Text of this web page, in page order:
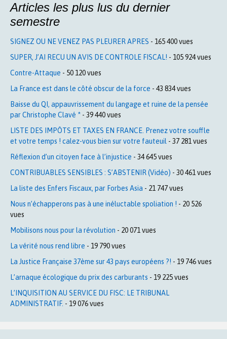
Articles les plus lus du dernier
semestre
SIGNEZ OU NE VENEZ PAS PLEURER APRES - 165 400 vues
SUPER, J’AI RECU UN AVIS DE CONTROLE FISCAL! - 105 924 vues
Contre-Attaque - 50 120 vues
La France est dans le côté obscur de la force - 43 834 vues
Baisse du QI, appauvrissement du langage et ruine de la pensée
par Christophe Clavé * - 39 440 vues
LISTE DES IMPÔTS ET TAXES EN FRANCE. Prenez votre souffle
et votre temps ! calez-vous bien sur votre fauteuil - 37 281 vues
Réflexion d’un citoyen face à l’injustice - 34 645 vues
CONTRIBUABLES SENSIBLES : S’ABSTENIR (Vidéo) - 30 461 vues
La liste des Enfers Fiscaux, par Forbes Asia - 21 747 vues
Nous n’échapperons pas à une inéluctable spoliation ! - 20 526
vues
Mobilisons nous pour la révolution - 20 071 vues
La vérité nous rend libre - 19 790 vues
La Justice Française 37ème sur 43 pays européens ?! - 19 746 vues
L’arnaque écologique du prix des carburants - 19 225 vues
L’INQUISITION AU SERVICE DU FISC: LE TRIBUNAL
ADMINISTRATIF. - 19 076 vues